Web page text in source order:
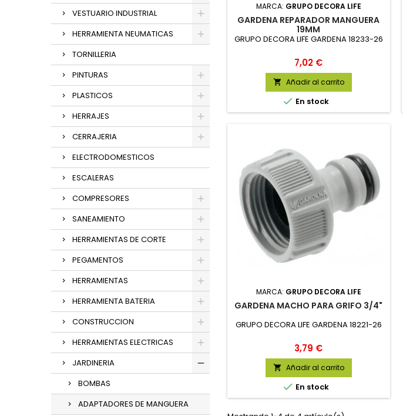
VESTUARIO INDUSTRIAL
HERRAMIENTA NEUMATICAS
TORNILLERIA
PINTURAS
PLASTICOS
HERRAJES
CERRAJERIA
ELECTRODOMESTICOS
ESCALERAS
COMPRESORES
SANEAMIENTO
HERRAMIENTAS DE CORTE
PEGAMENTOS
HERRAMIENTAS
HERRAMIENTA BATERIA
CONSTRUCCION
HERRAMIENTAS ELECTRICAS
JARDINERIA
BOMBAS
ADAPTADORES DE MANGUERA
MARCA: GRUPO DECORA LIFE
GARDENA REPARADOR MANGUERA
19MM
GRUPO DECORA LIFE GARDENA 18233-26
Precio
7,02 €
 Añadir al carrito
 En stock
MARCA: GRUPO DECORA LIFE
GARDENA MACHO PARA GRIFO 3/4"
GRUPO DECORA LIFE GARDENA 18221-26
Precio
3,79 €
 Añadir al carrito
 En stock